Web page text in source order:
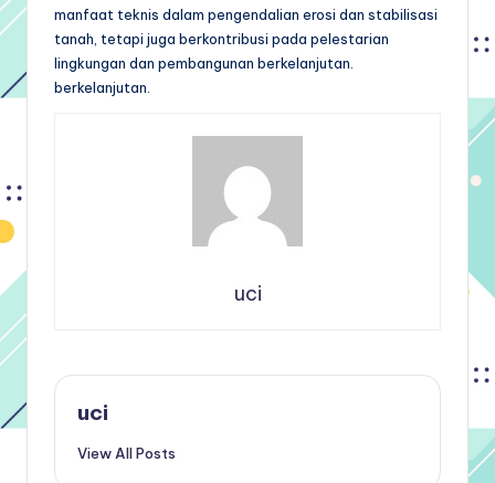
manfaat teknis dalam pengendalian erosi dan stabilisasi
tanah, tetapi juga berkontribusi pada pelestarian
lingkungan dan pembangunan berkelanjutan.
berkelanjutan.
uci
uci
View All Posts